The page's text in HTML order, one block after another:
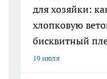
для хозяйки:
хлопковую
бисквитный
19 июля